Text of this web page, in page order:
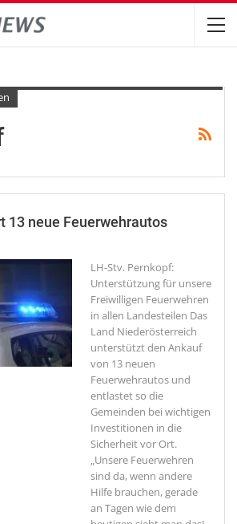
13 neue Feuerwehrautos
LH-Stv. Pernkopf:
Unterstützung für unsere
Freiwilligen Feuerwehren
in allen Landesteilen Das
Land Niederösterreich
unterstützt den Ankauf
von 13 neuen
Feuerwehrautos und
entlastet so die
Gemeinden bei wichtigen
Investitionen in die
Sicherheit vor Ort.
„Unsere Feuerwehren
sind da, wenn andere
Hilfe brauchen, gerade
an Tagen wie dem